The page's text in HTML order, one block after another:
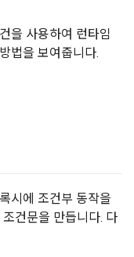
을 사용하여 런타임
법을 보여줍니다.
시에 조건부 동작을
건문을 만듭니다. 다